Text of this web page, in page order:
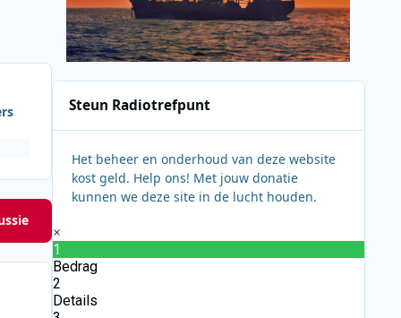
Steun Radiotrefpunt
Het beheer en onderhoud van deze website
kost geld. Help ons! Met jouw donatie
kunnen we deze site in de lucht houden.